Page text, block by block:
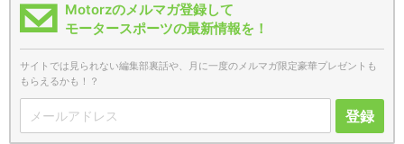
Motorzのメルマガ登録して
モータースポーツの最新情報を！
サイトでは見られない編集部裏話や、月に一度のメルマガ限定豪華プレゼントも
もらえるかも！？
登録